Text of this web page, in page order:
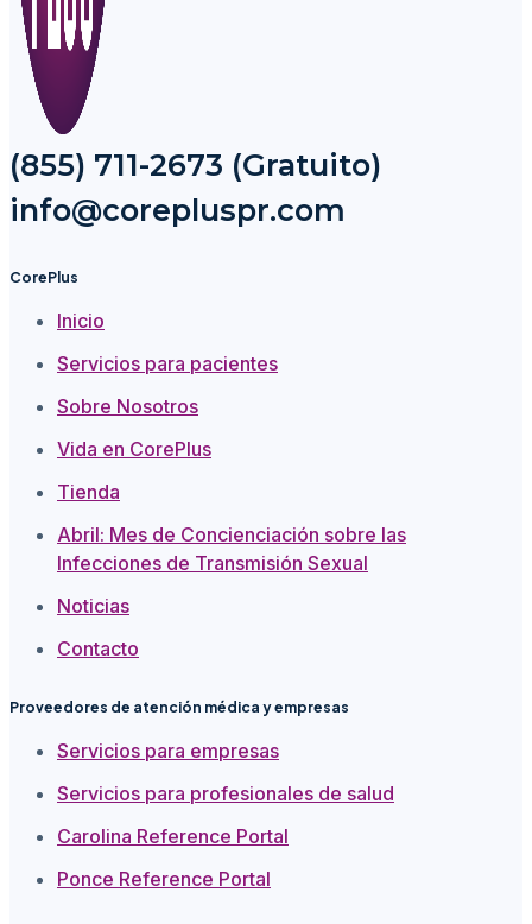
(855) 711-2673 (Gratuito)
info@corepluspr.com
CorePlus
Inicio
Servicios para pacientes
Sobre Nosotros
Vida en CorePlus
Tienda
Abril: Mes de Concienciación sobre las
Infecciones de Transmisión Sexual
Noticias
Contacto
Proveedores de atención médica y empresas
Servicios para empresas
Servicios para profesionales de salud
Carolina Reference Portal
Ponce Reference Portal